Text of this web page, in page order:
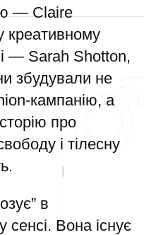
— Claire
креативному
— Sarah Shotton,
збудували не
кампанію, а
про
і тілесну
в
сенсі. Вона існує